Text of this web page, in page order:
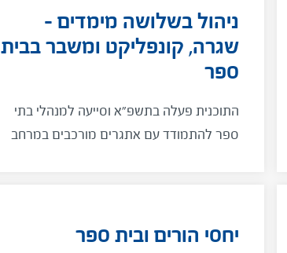
ניהול בשלושה מימדים –
שגרה, קונפליקט ומשבר בבית
ספר
התוכנית פעלה בתשפ"א וסייעה למנהלי בתי
ספר להתמודד עם אתגרים מורכבים במרחב
יחסי הורים ובית ספר